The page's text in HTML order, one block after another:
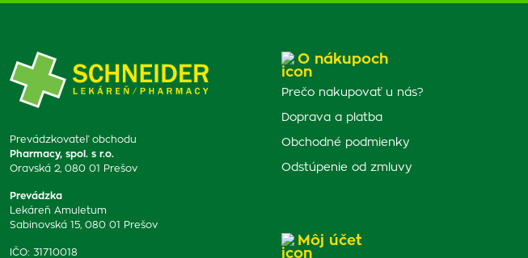
Prevádzkovateľ obchodu
Pharmacy, spol. s r.o.
Oravská 2, 080 01 Prešov
Prevádzka
Lekáreň Amuletum
Sabinovská 15, 080 01 Prešov
IČO: 31710018
O nákupoch
Prečo nakupovať u nás?
Doprava a platba
Obchodné podmienky
Odstúpenie od zmluvy
Môj účet